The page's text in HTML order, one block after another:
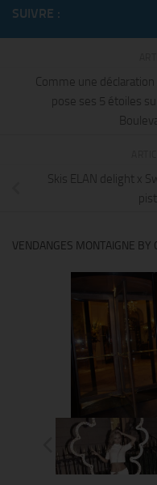
SUIVRE :
Comme une déclaration
pose ses 5 étoiles
Skis ELAN delight x
VENDANGES MONTAIGNE BY